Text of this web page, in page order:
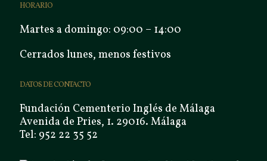
HORARIO
Martes a domingo: 09:00 – 14:00
Cerrados lunes, menos festivos
DATOS DE CONTACTO
Fundación Cementerio Inglés de Málaga
Avenida de Pries, 1. 29016. Málaga
Tel: 952 22 35 52